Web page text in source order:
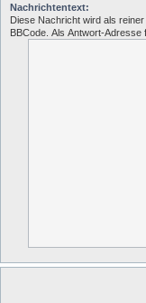
Nachrichtentext:
Diese Nachricht wird als
BBCode. Als Antwort-Adresse